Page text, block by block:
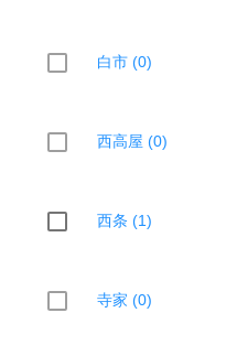
白市 (0)
西高屋 (0)
西条 (1)
寺家 (0)